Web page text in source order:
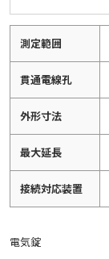
測定範囲
貫通電線孔
外形寸法
最大延長
接続対応装置
電気錠